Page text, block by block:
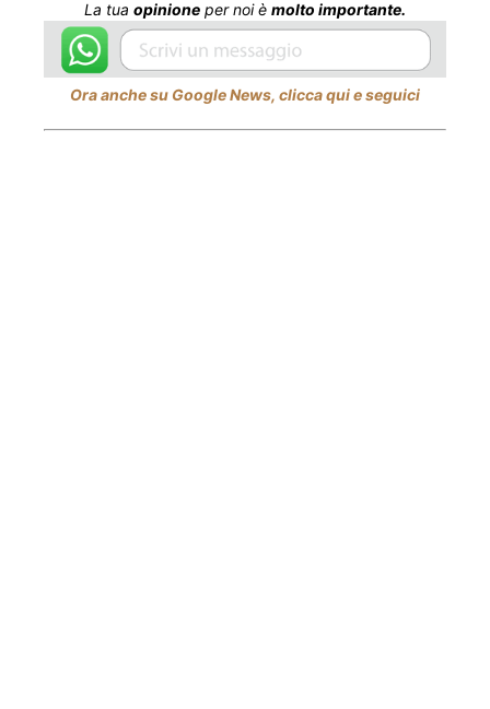
La tua opinione per noi è molto importante.
Ora anche su Google News, clicca qui e seguici